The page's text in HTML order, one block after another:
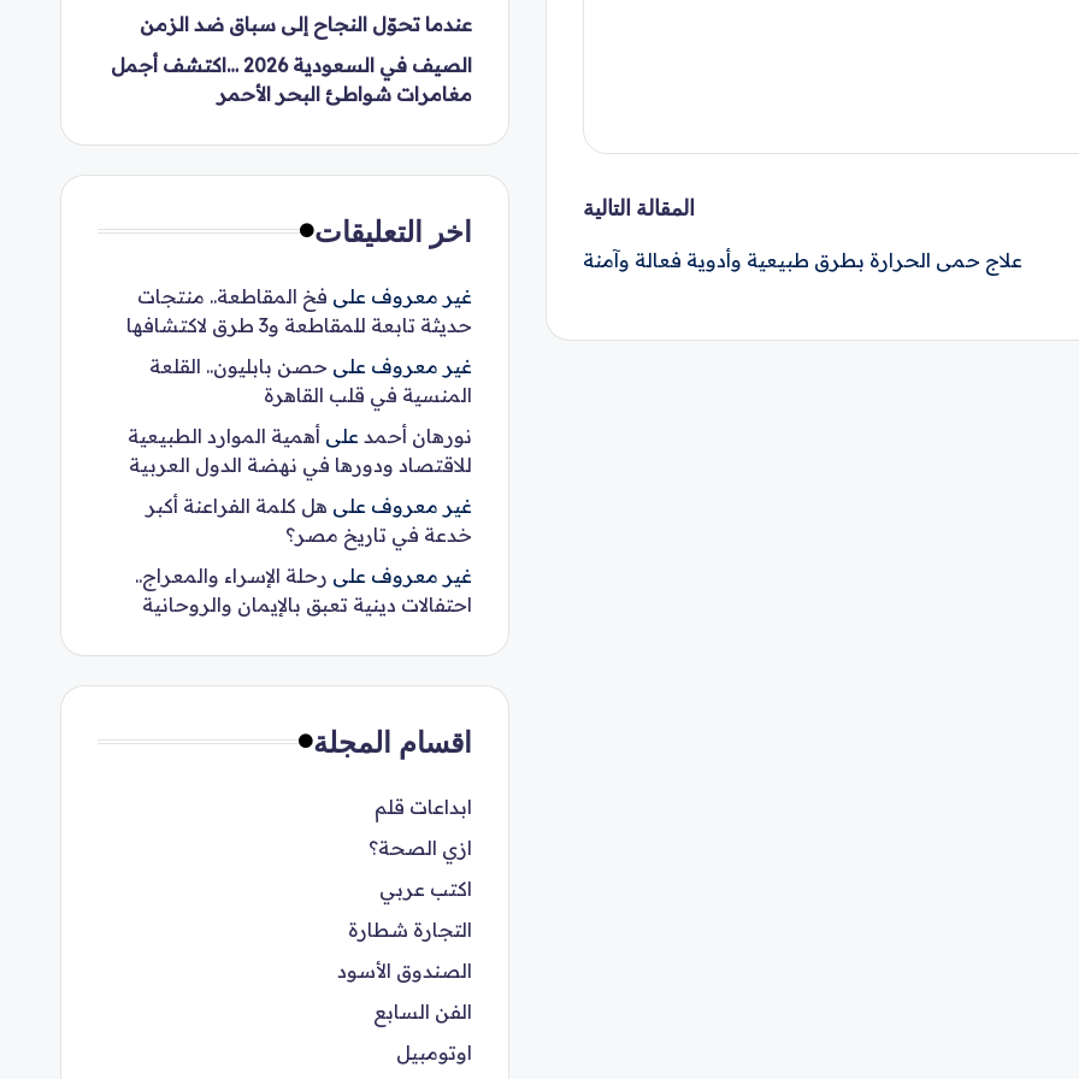
المقالة التالية
علاج حمى الحرارة بطرق طبيعية وأدوية فعالة وآمنة
عندما تحوّل النجاح إلى سباق ضد الزمن
الصيف في السعودية 2026 …اكتشف أجمل
مغامرات شواطئ البحر الأحمر
اخر التعليقات
غير معروف على فخ المقاطعة.. منتجات
حديثة تابعة للمقاطعة و3 طرق لاكتشافها
غير معروف على حصن بابليون.. القلعة
المنسية في قلب القاهرة
نورهان أحمدعلى أهمية الموارد الطبيعية
للاقتصاد ودورها في نهضة الدول العربية
غير معروف على هل كلمة الفراعنة أكبر
خدعة في تاريخ مصر؟
غير معروف على رحلة الإسراء والمعراج..
احتفالات دينية تعبق بالإيمان والروحانية
اقسام المجلة
ابداعات قلم
ازي الصحة؟
اكتب عربي
التجارة شطارة
الصندوق الأسود
الفن السابع
اوتومبيل